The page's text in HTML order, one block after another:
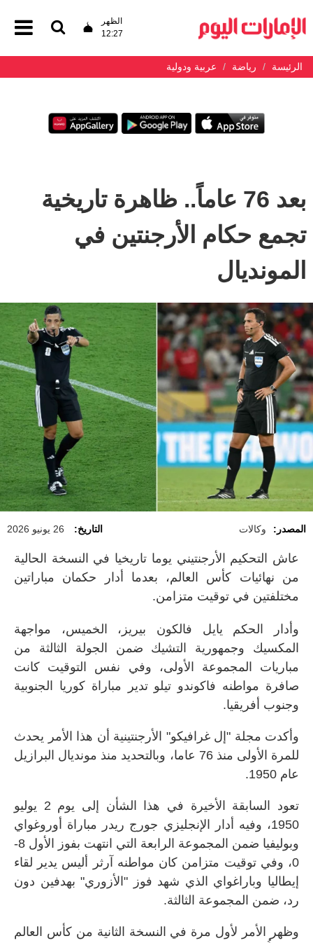
الظهر
12:27
الرئيسة رياضة عربية ودولية
بعد 76 عاماً.. ظاهرة تاريخية
تجمع حكام الأرجنتين في
المونديال
المصدر: وكالات التاريخ: 26 يونيو 2026
عاش التحكيم الأرجنتيني يوما تاريخيا في النسخة الحالية
من نهائيات كأس العالم، بعدما أدار حكمان مباراتين
مختلفتين في توقيت متزامن.
وأدار الحكم يايل فالكون بيريز، الخميس، مواجهة
المكسيك وجمهورية التشيك ضمن الجولة الثالثة من
مباريات المجموعة الأولى، وفي نفس التوقيت كانت
صافرة مواطنه فاكوندو تيلو تدير مباراة كوريا الجنوبية
وجنوب أفريقيا.
وأكدت مجلة "إل غرافيكو" الأرجنتينية أن هذا الأمر يحدث
للمرة الأولى منذ 76 عاما، وبالتحديد منذ مونديال البرازيل
عام 1950.
تعود السابقة الأخيرة في هذا الشأن إلى يوم 2 يوليو
1950، وفيه أدار الإنجليزي جورج ريدر مباراة أوروغواي
وبوليفيا ضمن المجموعة الرابعة التي انتهت بفوز الأول 8-
0، وفي توقيت متزامن كان مواطنه آرثر أليس يدير لقاء
إيطاليا وباراغواي الذي شهد فوز "الأزوري" بهدفين دون
رد، ضمن المجموعة الثالثة.
وظهر الأمر لأول مرة في النسخة الثانية من كأس العالم